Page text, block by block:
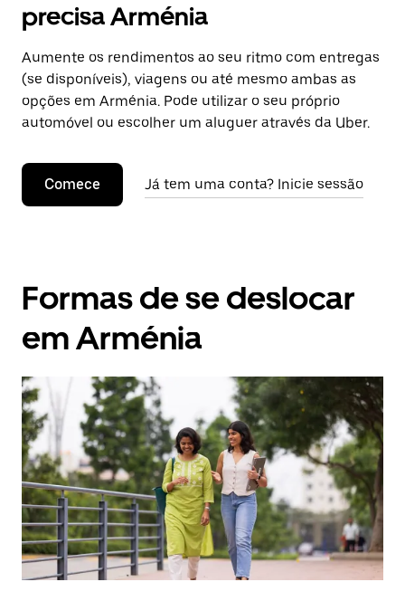
precisa Arménia
Aumente os rendimentos ao seu ritmo com entregas
(se disponíveis), viagens ou até mesmo ambas as
opções em Arménia. Pode utilizar o seu próprio
automóvel ou escolher um aluguer através da Uber.
Comece Já tem uma conta? Inicie sessão
Formas de se deslocar
em Arménia